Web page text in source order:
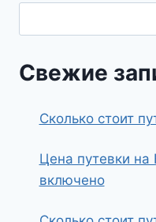
Свежие
Сколько стоит
Цена путевки на
включено